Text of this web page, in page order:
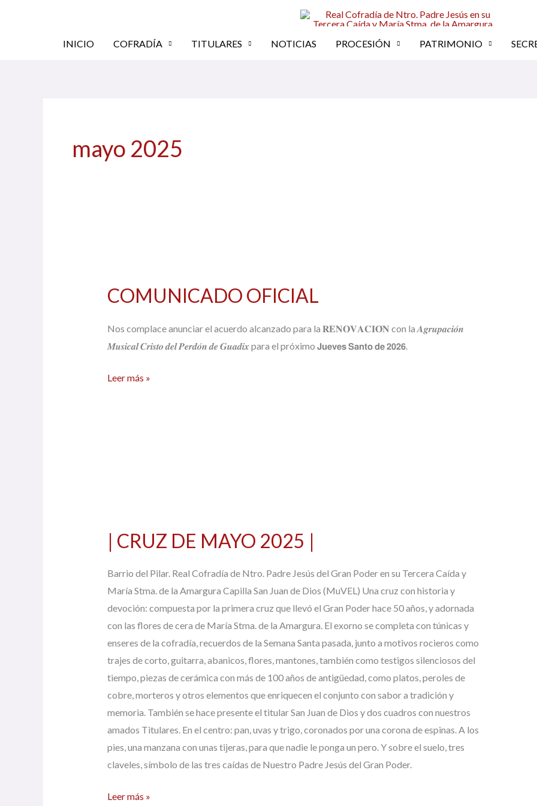
INICIO COFRADÍA TITULARES NOTICIAS PROCESIÓN PATRIMONIO
mayo 2025
COMUNICADO OFICIAL
Nos complace anunciar el acuerdo alcanzado para la 𝐑𝐄𝐍𝐎𝐕𝐀𝐂𝐈𝐎́𝐍 con la 𝑨𝒈𝒓𝒖𝒑𝒂𝒄𝒊𝒐́𝒏
𝑴𝒖𝒔𝒊𝒄𝒂𝒍 𝑪𝒓𝒊𝒔𝒕𝒐 𝒅𝒆𝒍 𝑷𝒆𝒓𝒅𝒐́𝒏 𝒅𝒆 𝑮𝒖𝒂𝒅𝒊𝒙 para el próximo 𝗝𝘂𝗲𝘃𝗲𝘀 𝗦𝗮𝗻𝘁𝗼 𝗱𝗲 𝟮𝟬𝟮𝟲.
Leer más »
| CRUZ DE MAYO 2025 |
Barrio del Pilar. Real Cofradía de Ntro. Padre Jesús del Gran Poder en su Tercera Caída y
María Stma. de la Amargura Capilla San Juan de Dios (MuVEL) Una cruz con historia y
devoción: compuesta por la primera cruz que llevó el Gran Poder hace 50 años, y adornada
con las flores de cera de María Stma. de la Amargura. El exorno se completa con túnicas y
enseres de la cofradía, recuerdos de la Semana Santa pasada, junto a motivos rocieros como
trajes de corto, guitarra, abanicos, flores, mantones, también como testigos silenciosos del
tiempo, piezas de cerámica con más de 100 años de antigüedad, como platos, peroles de
cobre, morteros y otros elementos que enriquecen el conjunto con sabor a tradición y
memoria. También se hace presente el titular San Juan de Dios y dos cuadros con nuestros
amados Titulares. En el centro: pan, uvas y trigo, coronados por una corona de espinas. A los
pies, una manzana con unas tijeras, para que nadie le ponga un pero. Y sobre el suelo, tres
claveles, símbolo de las tres caídas de Nuestro Padre Jesús del Gran Poder.
DE
2025
|
Leer más »